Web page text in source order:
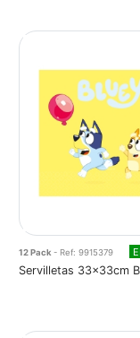
12 Pack - Ref: 9915379
Servilletas 33x33cm